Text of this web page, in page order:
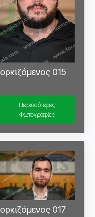
ορκιζόμενος 015
Περισσότερες
Φωτογραφίες
ορκιζόμενος 017